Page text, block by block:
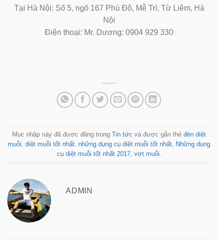
Tại Hà Nội: Số 5, ngõ 167 Phú Đô, Mễ Trì, Từ Liêm, Hà
Nội
Điện thoại: Mr. Dương: 0904 929 330
Mục nhập này đã được đăng trong Tin tức và được gắn thẻ đèn diệt
muỗi diệt muỗi tốt nhất những dụng cụ diệt muỗi tốt nhất
Những dụng
cụ diệt muỗi tốt nhất 2017, vợt muỗi
ADMIN